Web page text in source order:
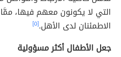
التي لا يكونون معهم فيها،
الاطمئنان لدى الأهل.[٥]
جعل الأطفال أكثر مسؤولية